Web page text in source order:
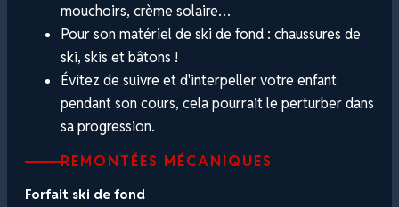
mouchoirs, crème solaire…
Pour son matériel de ski de fond : chaussures de
ski, skis et bâtons !
Évitez de suivre et d'interpeller votre enfant
pendant son cours, cela pourrait le perturber dans
sa progression.
REMONTÉES MÉCANIQUES
Forfait ski de fond